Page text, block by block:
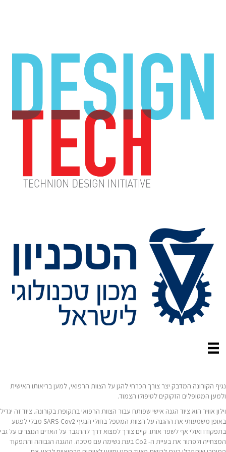
נגיף הקורונה המדבק יצר צורך הכרחי להגן על הצוות הרפואי, למען בריאותו האישית
ולמען המטופלים הזקוקים לטיפולו הצמוד.
וילון אוויר הוא ציוד הגנה אישי שפותח עבור הצוות הרפואי בתקופת בקורונה. ציוד זה יגדיל
באופן משמעותי את ההגנה על הצוות המטפל בחולי הנגיף SARS-Cov2 מבלי לפגוע
בתפקודו ואולי אף לשפר אותו. קיים צורך למצוא דרך להתגבר על האדים הנוצרים על גבי
המצחייה ולפתור את בעיית ה- Co2 בעת נשימה עם מסכה. ההגנה הגבוהה והתפקוד